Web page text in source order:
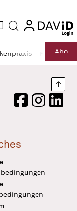
Suche login
RechtAbo
FacebookInstagram